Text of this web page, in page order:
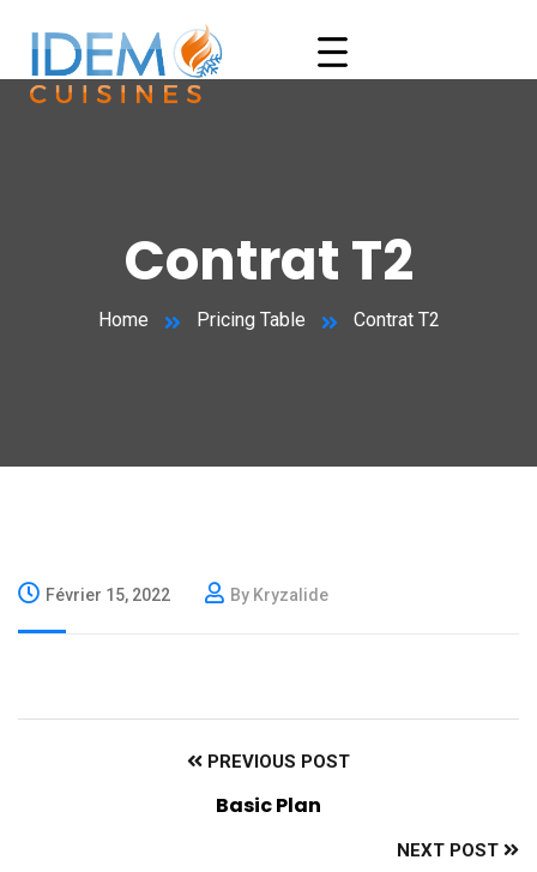
Contrat T2
Home Pricing Table Contrat T2
Février 15, 2022 By Kryzalide
PREVIOUS POST
Basic Plan
NEXT POST